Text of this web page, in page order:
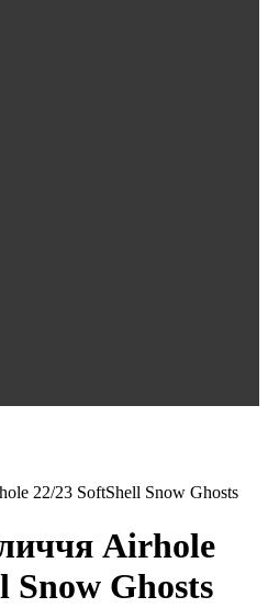
22/23 SoftShell Snow Ghosts
Airhole
Snow Ghosts